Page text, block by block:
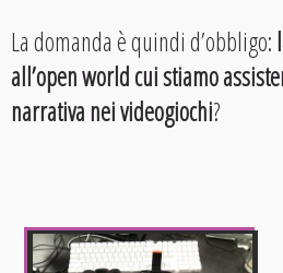
La domanda è quindi d’obbligo:
all’open world cui stiamo
narrativa nei videogiochi?